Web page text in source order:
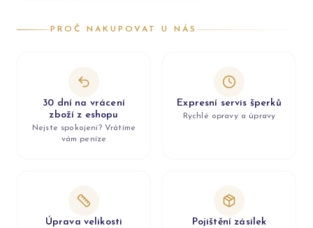
PROČ NAKUPOVAT U NÁS
30 dní na vrácení
zboží z eshopu
Nejste spokojeni? Vrátíme
vám peníze
Expresní servis šperků
Rychlé opravy a úpravy
Úprava velikosti
Pojištění zásilek